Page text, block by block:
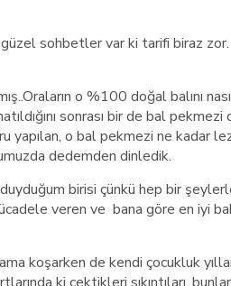
sohbetler var ki tarifi biraz
o %100 doğal balını
sonrası bir de bal
yapılan, o bal pekmezi ne kadar
dedemden dinledik.
birisi çünkü hep bir
veren ve bana göre en iyi
koşarken de kendi çocukluk